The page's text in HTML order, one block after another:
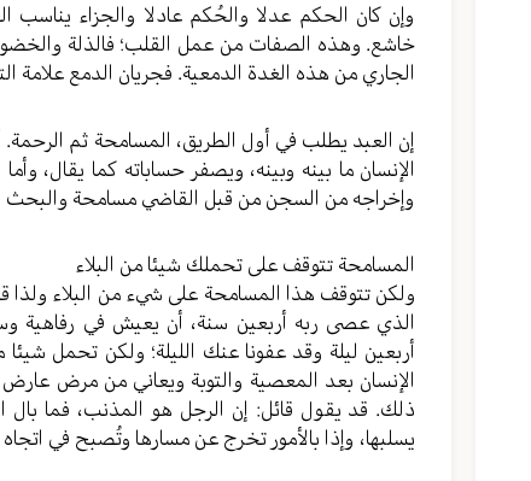
وإن كان الحكم عدلا والحُكم عادلا والجزاء
خاشع. وهذه الصفات من عمل القلب؛ فالذلة
الجاري من هذه الغدة الدمعية. فجريان الدمع علامة
إن العبد يطلب في أول الطريق، المسامحة ثم
الإنسان ما بينه وبينه، ويصفر حساباته كما يقال،
وإخراجه من السجن من قبل القاضي مسامحة والبحث
المسامحة تتوقف على تحملك شيئا من البلاء
ولكن تتوقف هذا المسامحة على شيء من البلاء ولذا
الذي عصى ربه أربعين سنة، أن يعيش في رفاهية
أربعين ليلة وقد عفونا عنك الليلة؛ ولكن تحمل
الإنسان بعد المعصية والتوبة ويعاني من مرض
ذلك. قد يقول قائل: إن الرجل هو المذنب، فما بال
يسلبها، وإذا بالأمور تخرج عن مسارها وتُصبح في